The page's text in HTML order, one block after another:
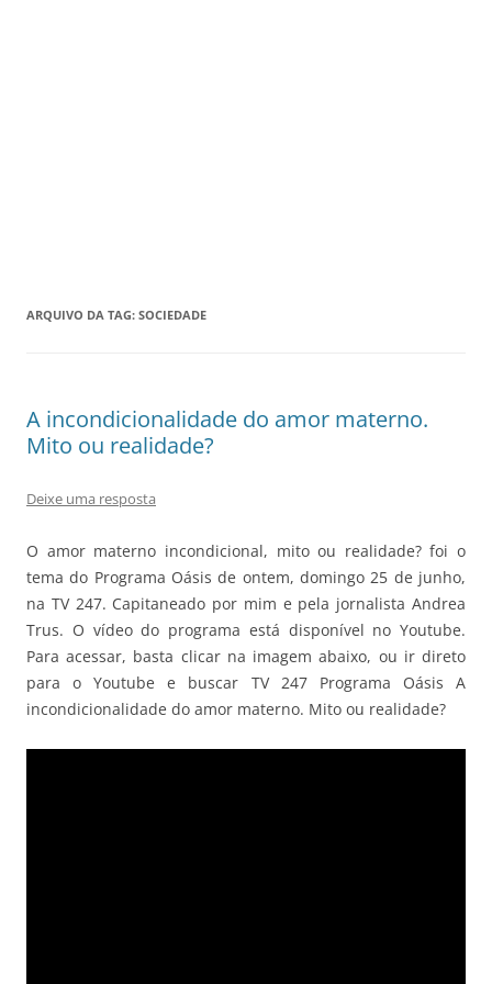
ARQUIVO DA TAG: SOCIEDADE
A incondicionalidade do amor materno.
Mito ou realidade?
Deixe uma resposta
O amor materno incondicional, mito ou realidade? foi o
tema do Programa Oásis de ontem, domingo 25 de junho,
na TV 247. Capitaneado por mim e pela jornalista Andrea
Trus. O vídeo do programa está disponível no Youtube.
Para acessar, basta clicar na imagem abaixo, ou ir direto
para o Youtube e buscar TV 247 Programa Oásis A
incondicionalidade do amor materno. Mito ou realidade?